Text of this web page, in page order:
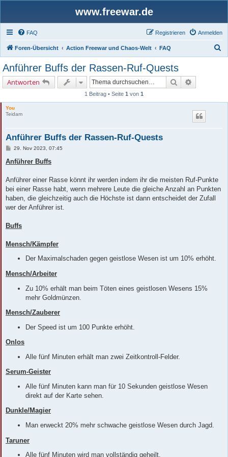
www.freewar.de
FAQ Anmelden
Registrieren
Foren-Übersicht Action Freewar und Chaos-Welt FAQ
Anführer Buffs der Rassen-Ruf-Quests
Antworten Suche
1 Beitrag • Seite 1 von 1
You
Teidam
Anführer Buffs der Rassen-Ruf-Quests
B
i
t
a
29. Nov 2023, 07:45
Anführer Buffs
Anführer einer Rasse könnt ihr werden indem ihr die meisten Ruf-Punkte
bei einer Rasse habt, wenn mehrere Leute die gleiche Anzahl an Punkten
haben, die gleichzeitig auch die Höchste ist dann entscheidet der Zufall
wer der Anführer ist.
Buffs
Mensch/Kämpfer
Der Maximalschaden gegen geistlose Wesen ist um 10% erhöht.
Mensch/Arbeiter
Zu 10% erhält man beim Töten eines geistlosen Wesens 15%
mehr Goldmünzen.
Mensch/Zauberer
Der Speed ist um 100 Punkte erhöht.
Onlos
Alle fünf Minuten erhält man zwei Zeitkontroll-Felder.
Serum-Geister
Alle fünf Minuten kann man für 10 Sekunden geistlose Wesen
direkt auf der Karte sehen.
Dunkle/Magier
Man erweckt 20% mehr schwache geistlose Wesen durch Jagd.
Taruner
Alle fünf Minuten wird man vollständig geheilt.